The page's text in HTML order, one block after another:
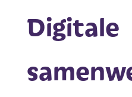
Digitale